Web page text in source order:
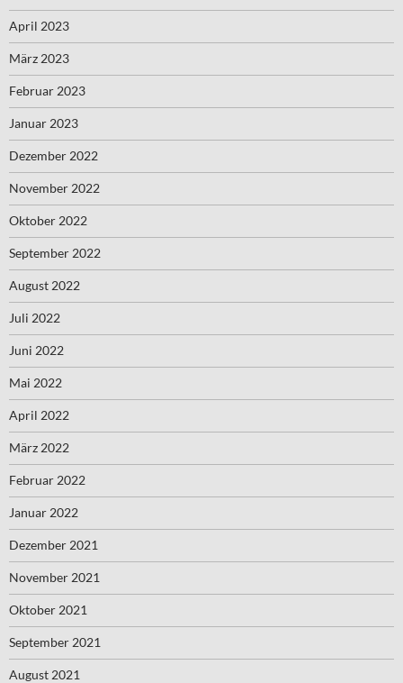
April 2023
März 2023
Februar 2023
Januar 2023
Dezember 2022
November 2022
Oktober 2022
September 2022
August 2022
Juli 2022
Juni 2022
Mai 2022
April 2022
März 2022
Februar 2022
Januar 2022
Dezember 2021
November 2021
Oktober 2021
September 2021
August 2021